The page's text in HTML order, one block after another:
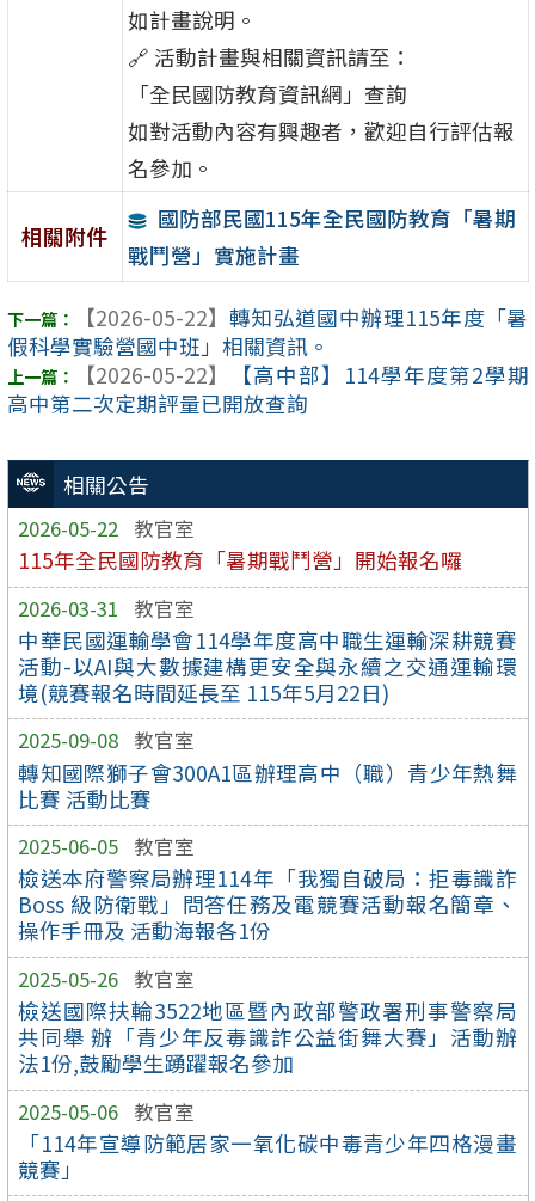
相關公告
2026-05-22 教官室
115年全民國防教育「暑期戰鬥營」開始報名囉
2026-03-31 教官室
中華民國運輸學會114學年度高中職生運輸深耕競賽
活動-以AI與大數據建構更安全與永續之交通運輸環
境(競賽報名時間延長至 115年5月22日)
2025-09-08 教官室
轉知國際獅子會300A1區辦理高中（職）青少年熱舞
比賽 活動比賽
2025-06-05 教官室
檢送本府警察局辦理114年「我獨自破局：拒毒識詐
Boss 級防衛戰」問答任務及電競賽活動報名簡章、
操作手冊及 活動海報各1份
2025-05-26 教官室
檢送國際扶輪3522地區暨內政部警政署刑事警察局
共同舉 辦「青少年反毒識詐公益街舞大賽」活動辦
法1份,鼓勵學生踴躍報名參加
2025-05-06 教官室
「114年宣導防範居家一氧化碳中毒青少年四格漫畫
競賽」
如計畫說明。
🔗 活動計畫與相關資訊請至：
「全民國防教育資訊網」查詢
如對活動內容有興趣者，歡迎自行評估報
名參加。
相關附件
國防部民國115年全民國防教育「暑期
戰鬥營」實施計畫
【2026-05-22】 轉知弘道國中辦理115年度「暑
假科學實驗營國中班」相關資訊。
【2026-05-22】
【高中部】114學年度第2學期
高中第二次定期評量已開放查詢